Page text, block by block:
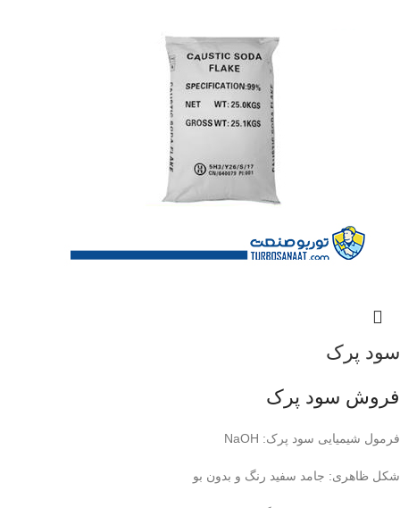
سود پرک
فروش سود پرک
فرمول شیمیایی سود پرک:
شکل ظاهری: جامد سفید رنگ و بدون بو